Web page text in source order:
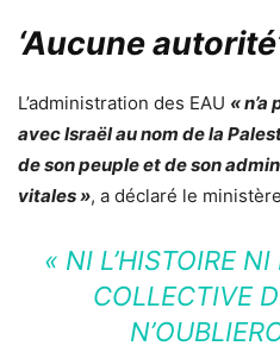
‘Aucune
L’administration des EAU «
avec Israël au nom de la
de son peuple et de son
vitales », a déclaré le
« NI L’HISTOIRE
COLLECTIVE